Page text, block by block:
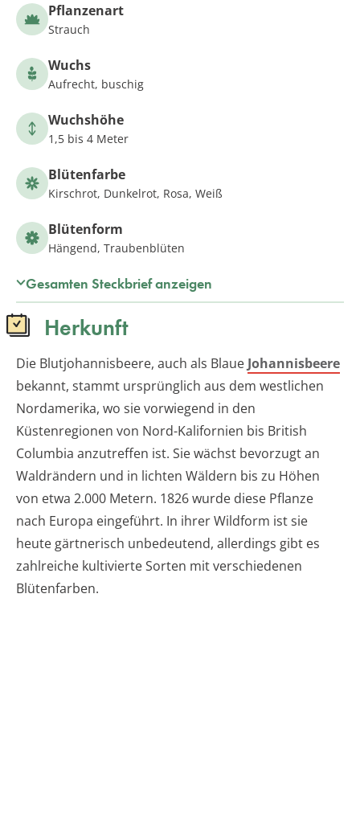
Pflanzenart
Strauch
Wuchs
Aufrecht, buschig
Wuchshöhe
1,5 bis 4 Meter
Blütenfarbe
Kirschrot, Dunkelrot, Rosa, Weiß
Blütenform
Hängend, Traubenblüten
Gesamten Steckbrief anzeigen
Herkunft
Die Blutjohannisbeere, auch als Blaue Johannisbeere
bekannt, stammt ursprünglich aus dem westlichen
Nordamerika, wo sie vorwiegend in den
Küstenregionen von Nord-Kalifornien bis British
Columbia anzutreffen ist. Sie wächst bevorzugt an
Waldrändern und in lichten Wäldern bis zu Höhen
von etwa 2.000 Metern. 1826 wurde diese Pflanze
nach Europa eingeführt. In ihrer Wildform ist sie
heute gärtnerisch unbedeutend, allerdings gibt es
zahlreiche kultivierte Sorten mit verschiedenen
Blütenfarben.